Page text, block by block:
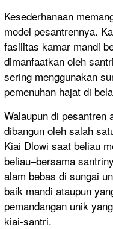
Kesederhanaan
model pesantrennya.
fasilitas kamar mandi
dimanfaatkan oleh
sering menggunakan
pemenuhan hajat di
Walaupun di pesantren
dibangun oleh salah
Kiai Dlowi saat beliau
beliau–bersama
alam bebas di sungai
baik mandi ataupun
pemandangan unik
kiai-santri.